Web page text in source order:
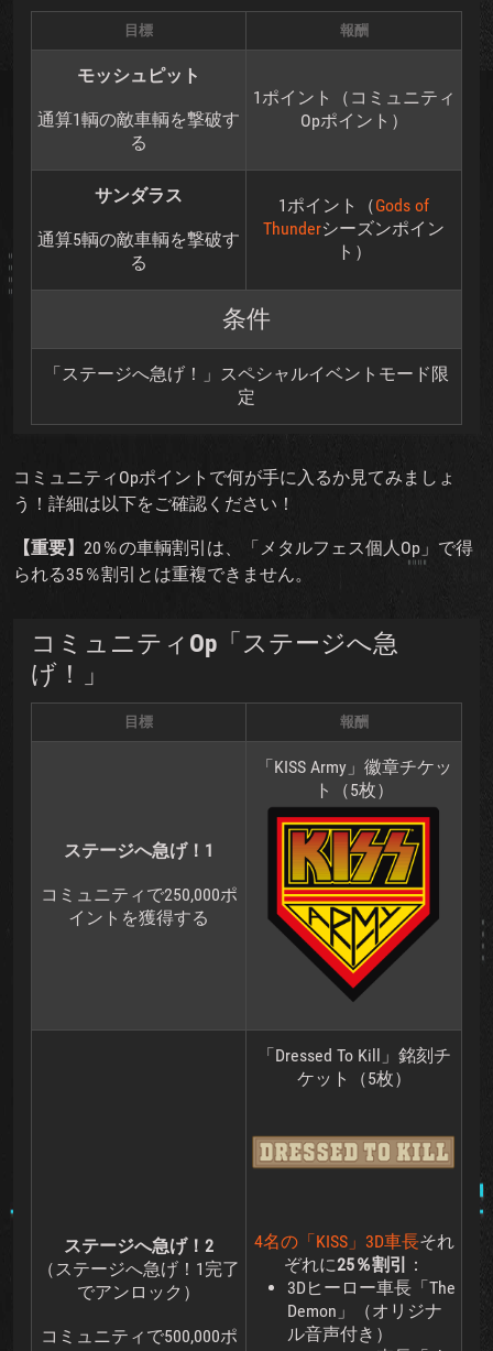
目標 報酬
モッシュピット
通算1輌の敵車輌を撃破す
る
1ポイント（コミュニティ
Opポイント）
サンダラス
通算5輌の敵車輌を撃破す
る
1ポイント（Gods of
Thunderシーズンポイン
ト）
条件
「ステージへ急げ！」スペシャルイベントモード限
定
コミュニティOpポイントで何が手に入るか見てみましょ
う！詳細は以下をご確認ください！
【重要】 20％の車輌割引は、「メタルフェス個人Op」で得
られる35％割引とは重複できません。
コミュニティOp「ステージへ急
げ！」
目標 報酬
ステージへ急げ！1
コミュニティで250,000ポ
イントを獲得する
「KISS Army」徽章チケッ
ト（5枚）
ステージへ急げ！2
（ステージへ急げ！1完了
でアンロック）
コミュニティで500,000ポ
「Dressed To Kill」銘刻チ
ケット（5枚）
4名の「KISS」3D車長それ
ぞれに25％割引
：
3Dヒーロー車長「The
Demon」（オリジナ
ル音声付き）